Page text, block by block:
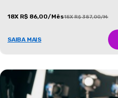
18X R$ 86,00/Mês18X R$ 387,00/Mês
SAIBA MAIS